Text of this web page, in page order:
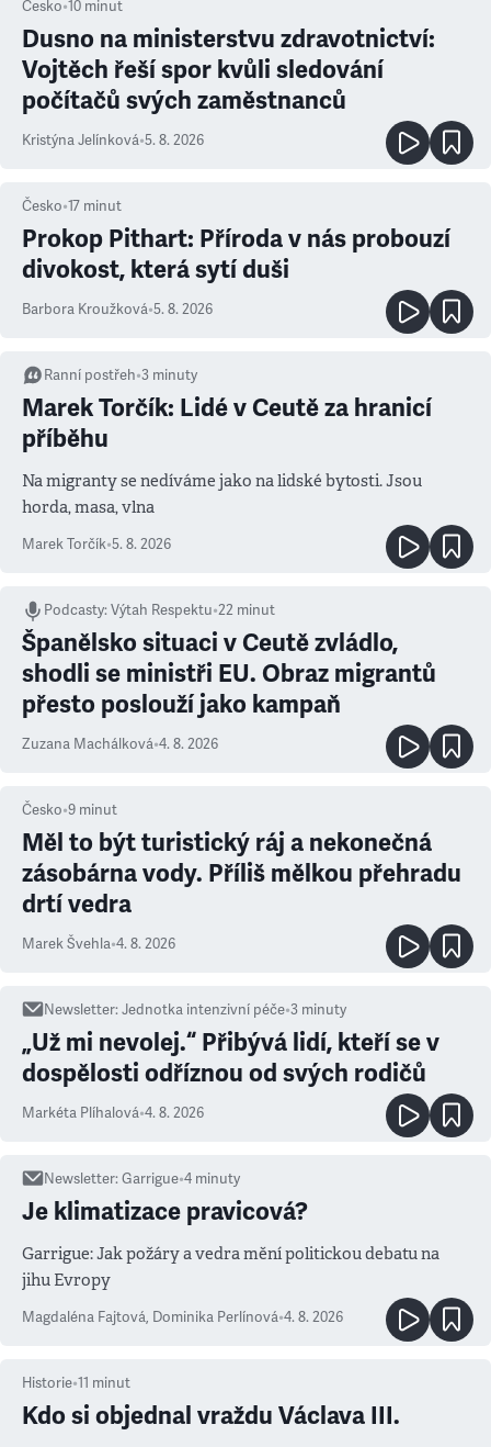
Česko•10 minut
Dusno na ministerstvu zdravotnictví:
Vojtěch řeší spor kvůli sledování
počítačů svých zaměstnanců
Kristýna Jelínková•5. 8. 2026
Česko•17 minut
Prokop Pithart: Příroda v nás probouzí
divokost, která sytí duši
Barbora Kroužková•5. 8. 2026
Ranní postřeh•3 minuty
Marek Torčík: Lidé v Ceutě za hranicí
příběhu
Na migranty se nedíváme jako na lidské bytosti. Jsou
horda, masa, vlna
Marek Torčík•5. 8. 2026
Podcasty:Výtah Respektu•22 minut
Španělsko situaci v Ceutě zvládlo,
shodli se ministři EU. Obraz migrantů
přesto poslouží jako kampaň
Zuzana Machálková•4. 8. 2026
Česko•9 minut
Měl to být turistický ráj a nekonečná
zásobárna vody. Příliš mělkou přehradu
drtí vedra
Marek Švehla•4. 8. 2026
Newsletter:Jednotka intenzivní péče•3 minuty
„Už mi nevolej.“ Přibývá lidí, kteří se v
dospělosti odříznou od svých rodičů
Markéta Plíhalová•4. 8. 2026
Newsletter:Garrigue•4 minuty
Je klimatizace pravicová?
Garrigue: Jak požáry a vedra mění politickou debatu na
jihu Evropy
Magdaléna Fajtová, Dominika Perlínová•4. 8. 2026
Historie•11 minut
Kdo si objednal vraždu Václava III.